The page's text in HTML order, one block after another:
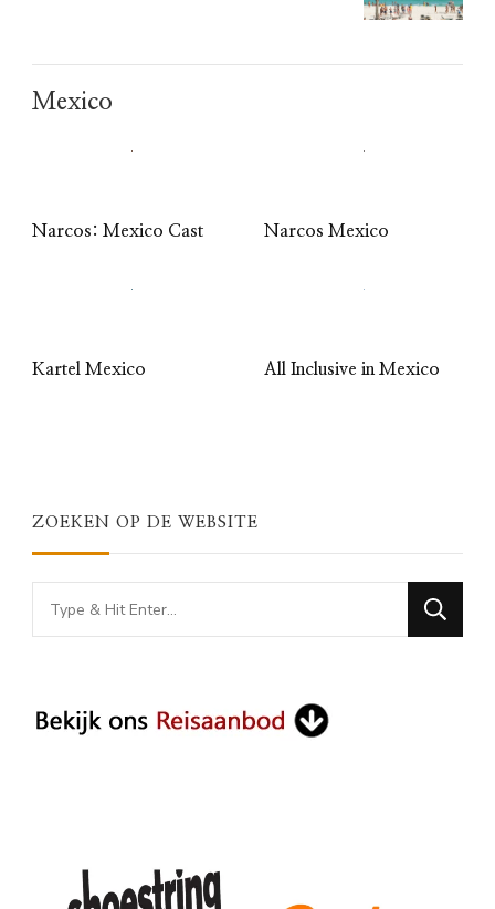
Mexico
Narcos: Mexico Cast Narcos Mexico
Kartel Mexico All Inclusive in Mexico
ZOEKEN OP DE WEBSITE
Looking
for